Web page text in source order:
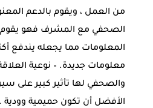
من العمل ، ويقوم بالدعم
الصحفي مع المشرف فهو يقوم
المعلومات مما يجعله يندفع
معلومات جديدة. – نوعية
والصحفي لها تأثير كبير على
الأفضل أن تكون حميمية وودية